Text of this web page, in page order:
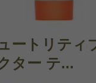
ートリティ
ター テ...